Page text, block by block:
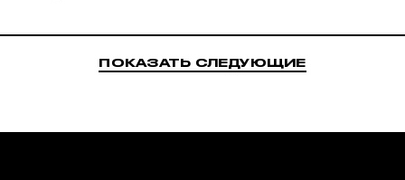
ПОКАЗАТЬ СЛЕДУЮЩИЕ